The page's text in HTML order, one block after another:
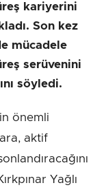
kariyerini
Son kez
mücadele
serüvenini
söyledi.
önemli
aktif
Yağlı